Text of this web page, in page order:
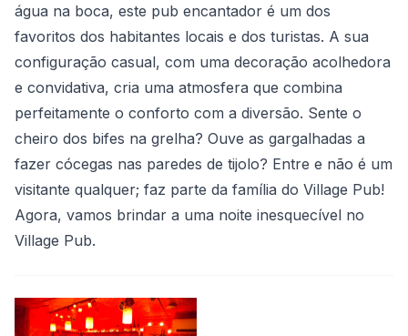
água na boca, este pub encantador é um dos
favoritos dos habitantes locais e dos turistas. A sua
configuração casual, com uma decoração acolhedora
e convidativa, cria uma atmosfera que combina
perfeitamente o conforto com a diversão. Sente o
cheiro dos bifes na grelha? Ouve as gargalhadas a
fazer cócegas nas paredes de tijolo? Entre e não é um
visitante qualquer; faz parte da família do Village Pub!
Agora, vamos brindar a uma noite inesquecível no
Village Pub.